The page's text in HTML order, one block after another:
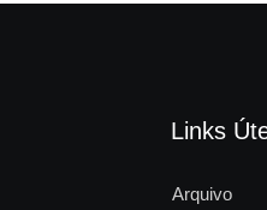
Links
Arquivo